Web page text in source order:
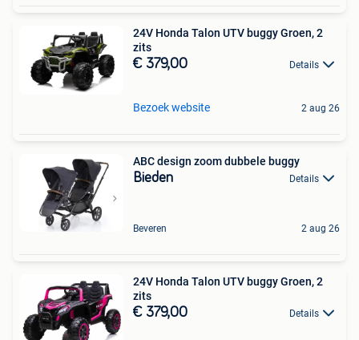
24V Honda Talon UTV buggy Groen, 2
zits
€ 379,00 Details
Bezoek website 2 aug 26
ABC design zoom dubbele buggy
Bieden Details
Beveren 2 aug 26
24V Honda Talon UTV buggy Groen, 2
zits
€ 379,00 Details